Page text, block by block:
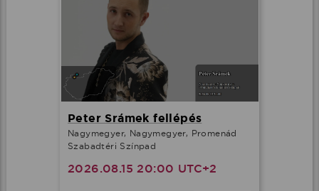
Peter Srámek fellépés
Nagymegyer, Nagymegyer, Promenád
Szabadtéri Színpad
2026.08.15 20:00 UTC+2